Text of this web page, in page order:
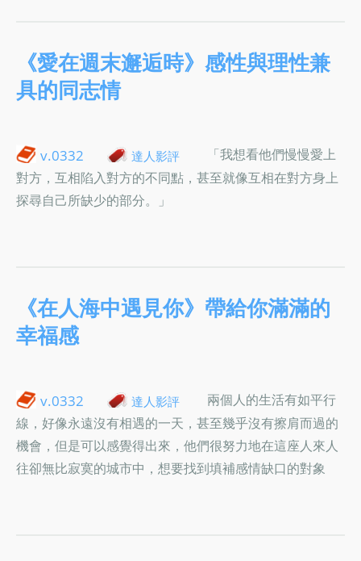
《愛在週末邂逅時》感性與理性兼
具的同志情
v.0332 達人影評
「我想看他們慢慢愛上
對方，互相陷入對方的不同點，甚至就像互相在對方身上
探尋自己所缺少的部分。」
《在人海中遇見你》帶給你滿滿的
幸福感
v.0332 達人影評
兩個人的生活有如平行
線，好像永遠沒有相遇的一天，甚至幾乎沒有擦肩而過的
機會，但是可以感覺得出來，他們很努力地在這座人來人
往卻無比寂寞的城市中，想要找到填補感情缺口的對象